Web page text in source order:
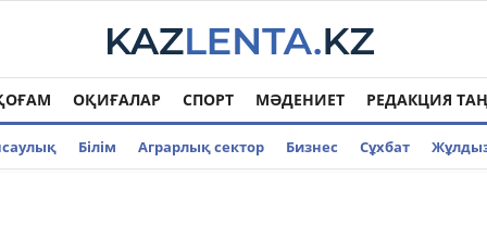
ОҚИҒАЛАР СПОРТ МӘДЕНИЕТ РЕДАКЦИЯ
Білім Аграрлық сектор Бизнес Cұхбат